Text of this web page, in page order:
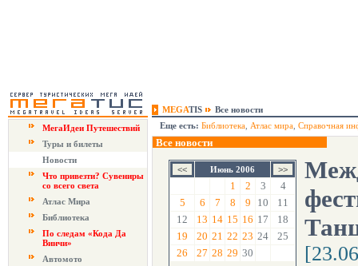
MEGATIS
Все новости
МегаИдеи Путешествий
Туры и билеты
Новости
Что привезти? Сувениры
со всего света
Атлас Мира
Библиотека
По следам «Кода Да
Винчи»
Автомото
Еще есть: Библиотека Атлас мира Справочная
Все новости
Июнь 2006
1 2 3
4
5
6 7 8 9 10
11
12
13 14 15 16 17
18
19
20 21 22 23 24
25
26
27 28 29 30